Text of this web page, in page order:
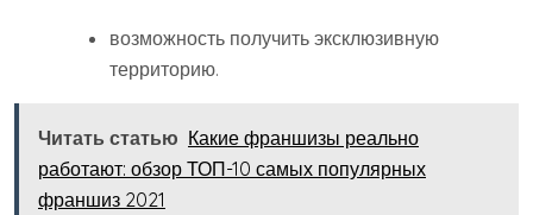
возможность получить эксклюзивную
территорию.
Читать статью Какие франшизы реально
работают: обзор ТОП-10 самых популярных
франшиз 2021